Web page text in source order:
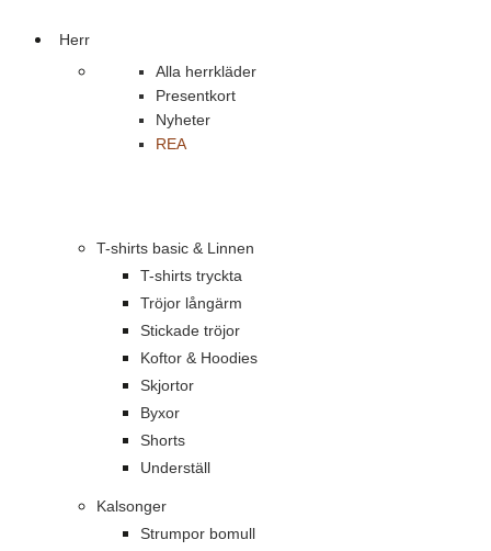
Herr
Alla herrkläder
Presentkort
Nyheter
REA
T-shirts basic & Linnen
T-shirts tryckta
Tröjor långärm
Stickade tröjor
Koftor & Hoodies
Skjortor
Byxor
Shorts
Underställ
Kalsonger
Strumpor bomull